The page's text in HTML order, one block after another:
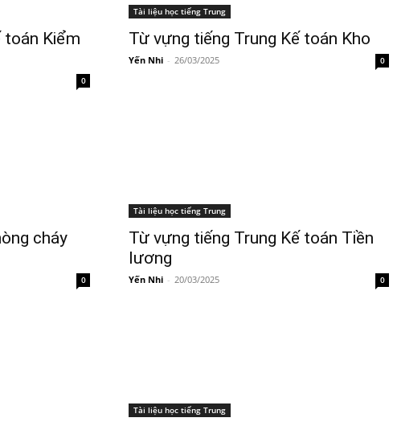
toán Kiểm
0
Tài liệu học tiếng Trung
Từ vựng tiếng Trung Kế toán Kho
Yến Nhi - 26/03/2025 0
cháy
0
Tài liệu học tiếng Trung
Từ vựng tiếng Trung Kế toán Tiền
lương
Yến Nhi - 20/03/2025 0
Tài liệu học tiếng Trung